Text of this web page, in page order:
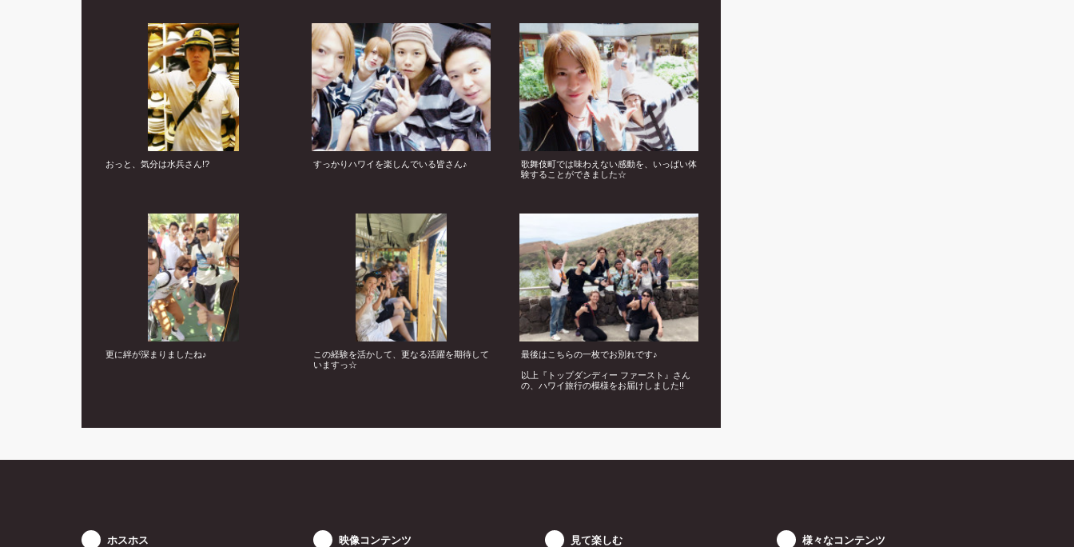
おっと、気分は水兵さん!? すっかりハワイを楽しんでいる皆さん♪
歌舞伎町では味わえない感動を、いっぱい体
験することができました☆
更に絆が深まりましたね♪
この経験を活かして、更なる活躍を期待して
いますっ☆
最後はこちらの一枚でお別れです♪
以上『トップダンディー ファースト』さん
の、ハワイ旅行の模様をお届けしました!!
ホスホス 映像コンテンツ 見て楽しむ 様々なコンテンツ